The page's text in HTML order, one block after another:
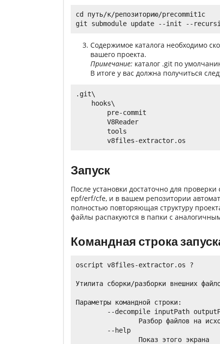
cd путь/к/репозиторию/precommit1c
Cодержимое каталога необходимо
вашего проекта.
Примечание: каталог .git по
В итоге у вас должна получиться
.git\
    hooks\
        pre-commit
        V8Reader
        tools
Запуск
После установки достаточно для
epf/erf/cfe, и в вашем репозитории
полностью повторяющая структуру
файлы распакуются в папки с
Командная строка
oscript v8files-extractor.os ?
Утилита сборки/разборки внешних
Параметры командной строки:
--decompile inputPath
Разбор файлов на
        --help
                Показ этого экрана